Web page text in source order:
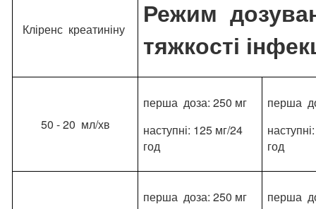
Кліренс креатиніну
Режим
тяжкості
50 - 20 мл/хв
перша доза: 250 мг
наступні: 125 мг/24
год
перша
год
перша доза: 250 мг
перша